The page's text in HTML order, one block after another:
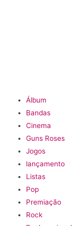
Álbum
Bandas
Cinema
Guns Roses
Jogos
lançamento
Listas
Pop
Premiação
Rock